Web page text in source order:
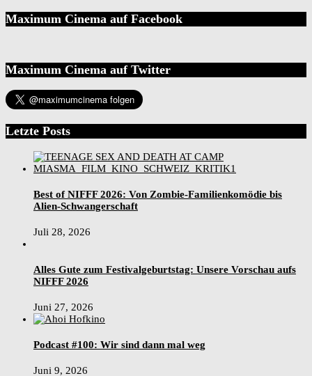
Maximum Cinema auf Facebook
Maximum Cinema auf Twitter
Letzte Posts
Best of NIFFF 2026: Von Zombie-Familienkomödie bis
Alien-Schwangerschaft
Juli 28, 2026
Alles Gute zum Festivalgeburtstag: Unsere Vorschau aufs
NIFFF 2026
Juni 27, 2026
Podcast #100: Wir sind dann mal weg
Juni 9, 2026